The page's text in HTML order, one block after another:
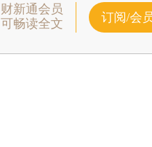
财新通会员
可畅读全文
订阅/会